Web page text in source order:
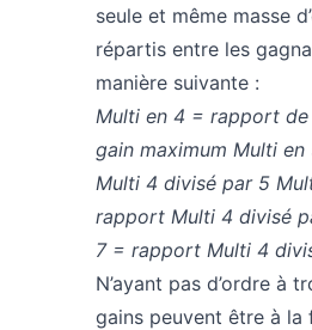
seule et même masse
répartis entre les
manière suivante :
Multi en 4 = rapport
gain maximum Multi
Multi 4 divisé par 5
rapport Multi 4 divisé
7 = rapport Multi 4
N’ayant pas d’ordre à
gains peuvent être à la